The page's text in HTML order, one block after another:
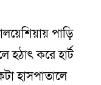
পাড়ি
করে হার্ট
হাসপাতালে